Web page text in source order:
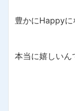
豊かにHappyに
本当に嬉しい